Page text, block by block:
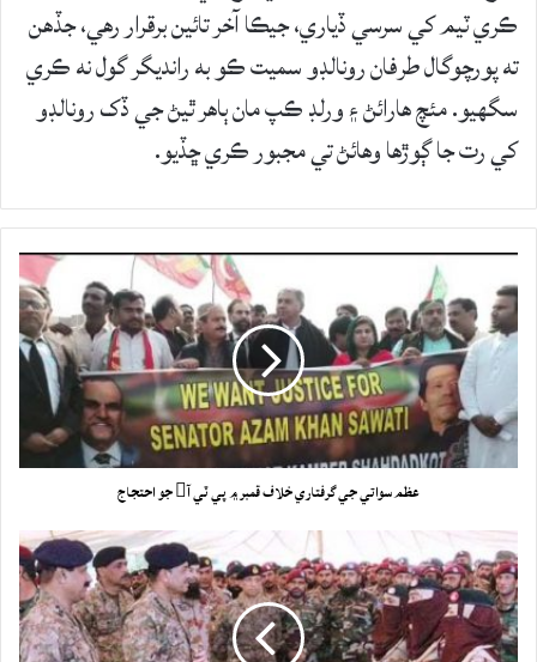
ڪري ٽيم کي سرسي ڏياري، جيڪا آخر تائين برقرار رهي، جڏهن
ته پورچوگال طرفان رونالڊو سميت ڪو به رانديگر گول نه ڪري
سگهيو. مئچ هارائڻ ۽ ورلڊ ڪپ مان ٻاهر ٿيڻ جي ڏک رونالڊو
کي رت جا ڳوڙها وهائڻ تي مجبور ڪري ڇڏيو.
عظم سواتي جي گرفتاري خلاف قمبر ۾ پي ٽي آ جو احتجاج